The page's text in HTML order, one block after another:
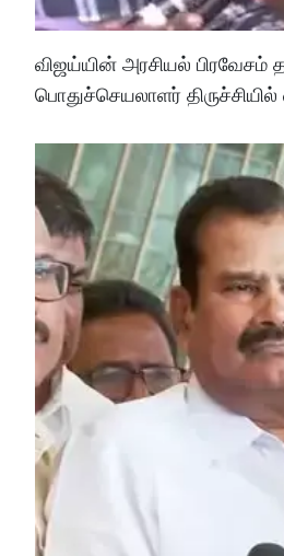
விஜய்யின் அரசியல் பிரவேசம்
பொதுச்செயலாளர்